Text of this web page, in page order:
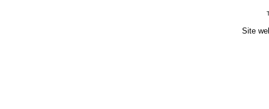
Site